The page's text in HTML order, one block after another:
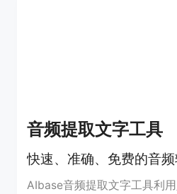
音频提取文字工具
快速、准确、免费的音
AIbase音频提取文字工具利